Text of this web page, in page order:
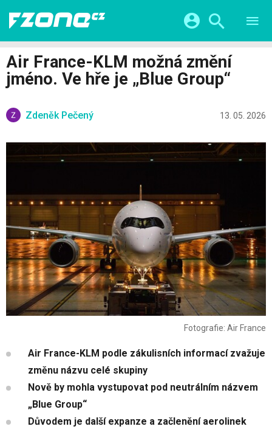
VIDEA
KATEGORIE
CHYTRÁ MĚSTA
ŽIVOT BUDOUCNOSTI
FINTECH
Facebook Google
Twitter Microsoft
Air France-KLM možná změní
jméno. Ve hře je „Blue Group“
Zdeněk Pečený 13. 05. 2026
Fotografie: Air France
Air France-KLM podle zákulisních informací zvažuje
změnu názvu celé skupiny
Nově by mohla vystupovat pod neutrálním názvem
„Blue Group“
Důvodem je další expanze a začlenění aerolinek